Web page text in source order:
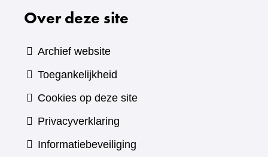
Over deze site
Archief website
Toegankelijkheid
Cookies op deze site
Privacyverklaring
Informatiebeveiliging